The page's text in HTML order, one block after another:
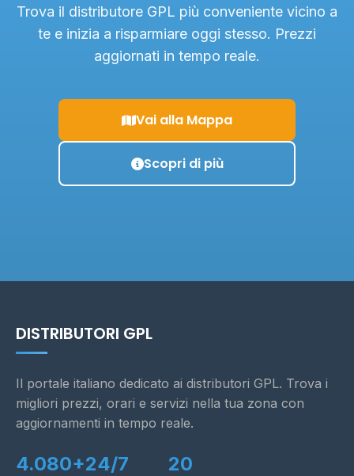
Trova il distributore GPL più conveniente vicino a
te e inizia a risparmiare oggi stesso. Prezzi
aggiornati in tempo reale.
Vai alla Mappa
Scopri di più
DISTRIBUTORI GPL
Il portale italiano dedicato ai distributori GPL. Trova i
migliori prezzi, orari e servizi nella tua zona con
aggiornamenti in tempo reale.
4.080+24/7 20